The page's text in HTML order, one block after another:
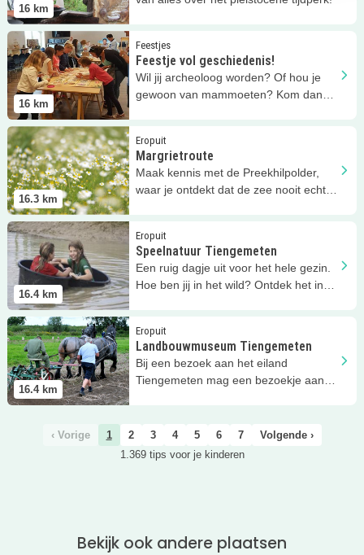
16 km
16 km
Feestjes
Feestje vol geschiedenis!
Wil jij archeoloog worden? Of hou je
gewoon van mammoeten? Kom dan
Lees meer Feestje vol geschiedenis!
16.3 km
Eropuit
Margrietroute
Maak kennis met de Preekhilpolder,
waar je ontdekt dat de zee nooit echt
Lees meer Margrietroute
16.4 km
Eropuit
Speelnatuur Tiengemeten
Een ruig dagje uit voor het hele gezin.
Hoe ben jij in het wild? Ontdek het in
Lees meer Speelnatuur Tiengemeten
16.4 km
Eropuit
Landbouwmuseum Tiengemeten
Bij een bezoek aan het eiland
Tiengemeten mag een bezoekje aan
Lees meer Landbouwmuseum Tiengemeten
‹ Vorige 1 2 3 4 5 6 7
Volgende ›
1.369 tips voor je kinderen
Bekijk ook andere plaatsen